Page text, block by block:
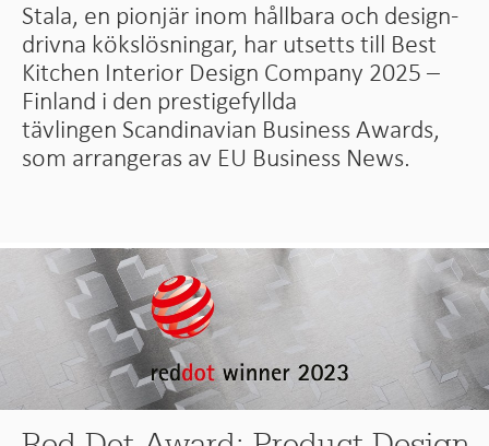
Stala, en pionjär inom hållbara och design­
drivna kökslösningar, har utsetts till Best
Kitchen Interior Design Company 2025 –
Finland i den prestigefyllda
tävlingen Scandinavian Business Awards,
som arrangeras av EU Business News.